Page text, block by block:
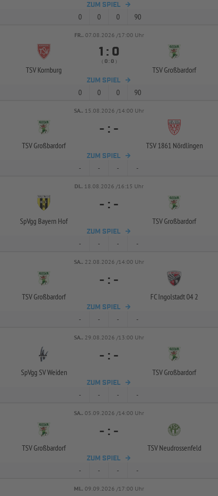
ZUM SPIEL
0 0 0 90
FR.. 07.08.2026 /17:00 Uhr
TSV Kornburg
 : 
( :  )
TSV Großbardorf
ZUM SPIEL
0 0 0 90
SA.. 15.08.2026 /14:00 Uhr
TSV Großbardorf
- : -
TSV 1861 Nördlingen
ZUM SPIEL
- - - -
DI.. 18.08.2026 /16:15 Uhr
SpVgg Bayern Hof
- : -
TSV Großbardorf
ZUM SPIEL
- - - -
SA.. 22.08.2026 /14:00 Uhr
TSV Großbardorf
- : -
FC Ingolstadt 04 2
ZUM SPIEL
- - - -
SA.. 29.08.2026 /13:00 Uhr
SpVgg SV Weiden
- : -
TSV Großbardorf
ZUM SPIEL
- - - -
SA.. 05.09.2026 /14:00 Uhr
TSV Großbardorf
- : -
TSV Neudrossenfeld
ZUM SPIEL
- - - -
MI.. 09.09.2026 /17:00 Uhr